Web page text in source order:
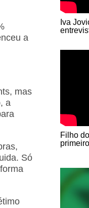
a
mas
a
Só
Iva
Filho